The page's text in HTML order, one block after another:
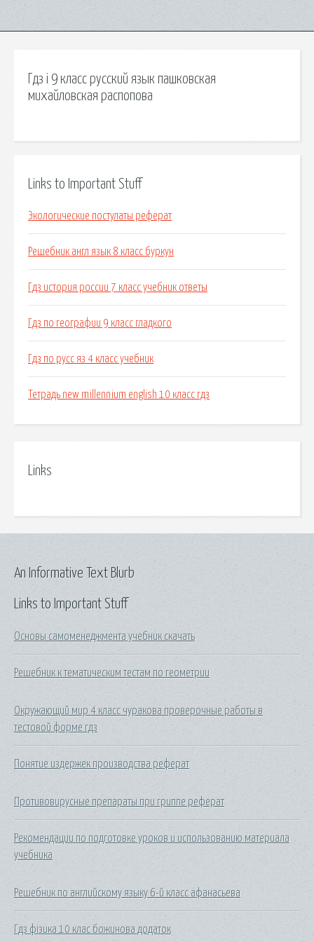
Гдз i 9 класс русский язык пашковская
михайловская распопова
Links to Important Stuff
Экологические постулаты реферат
Решебник англ язык 8 класс буркун
Гдз история россии 7 класс учебник ответы
Гдз по географии 9 класс гладкого
Гдз по русс яз 4 класс учебник
Тетрадь new millennium english 10 класс гдз
Links
Links to Important Stuff
Основы самоменеджмента учебник скачать
Решебник к тематическим тестам по геометрии
Окружающий мир 4 класс чуракова проверочные работы в
тестовой форме гдз
Понятие издержек производства реферат
Противовирусные препараты при гриппе реферат
Рекомендации по подготовке уроков и использованию материала
учебника
Решебник по английскому языку 6-й класс афанасьева
Гдз фізика 10 клас божинова додаток
An Informative Text Blurb